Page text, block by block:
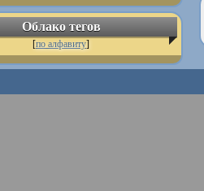
Облако тегов
[по алфавиту]